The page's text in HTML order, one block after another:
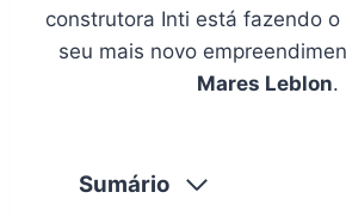
construtora Inti está fazendo
seu mais novo
Mares Leblon.
Sumário